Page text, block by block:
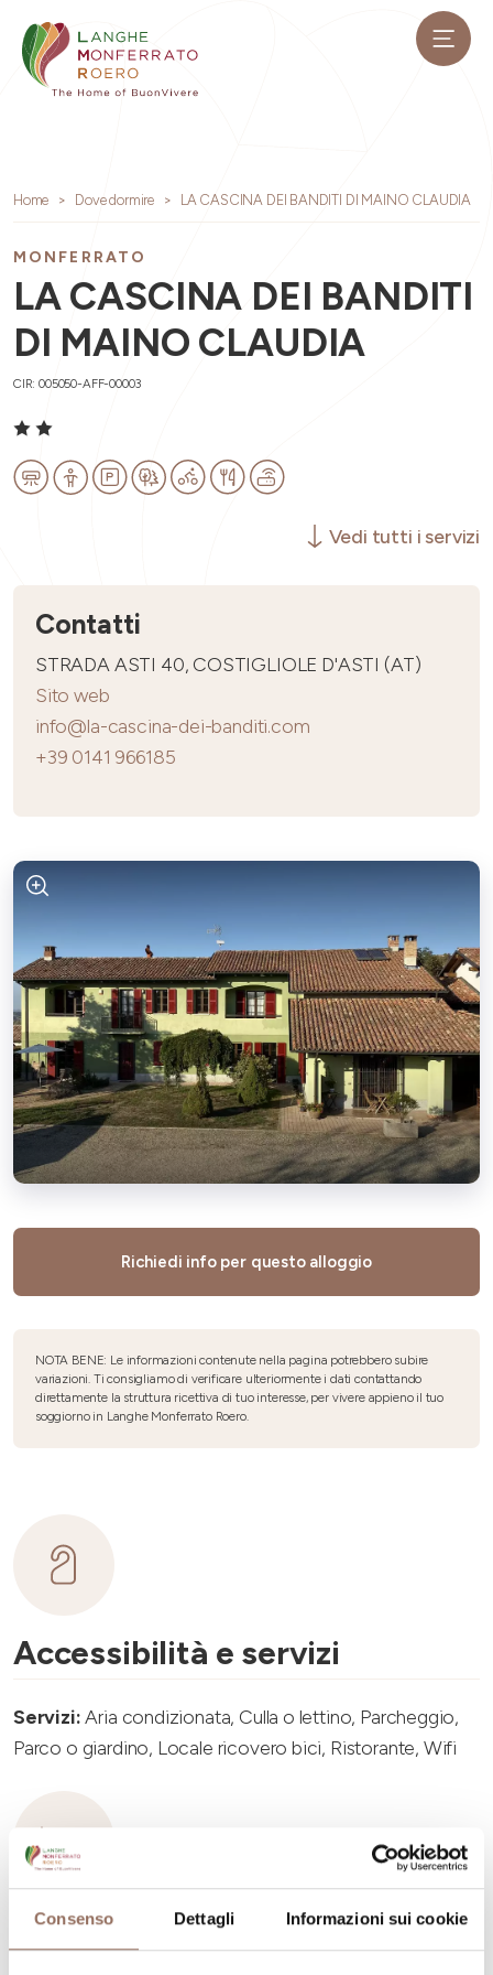
Consenso Dettagli Informazioni sui cookie
Home Dove dormire LA CASCINA DEI BANDITI DI MAINO CLAUDIA
MONFERRATO
LA CASCINA DEI BANDITI
DI MAINO CLAUDIA
CIR: 005050-AFF-00003
Vedi tutti i servizi
Contatti
STRADA ASTI 40, COSTIGLIOLE D'ASTI (AT)
Sito web
info@la-cascina-dei-banditi.com
+39 0141 966185
Richiedi info per questo alloggio
NOTA BENE: Le informazioni contenute nella pagina potrebbero subire
variazioni. Ti consigliamo di verificare ulteriormente i dati contattando
direttamente la struttura ricettiva di tuo interesse, per vivere appieno il tuo
soggiorno in Langhe Monferrato Roero.
Accessibilità e servizi
Servizi:Aria condizionata, Culla o lettino, Parcheggio,
Parco o giardino, Locale ricovero bici, Ristorante, Wifi
Capacità ricettiva